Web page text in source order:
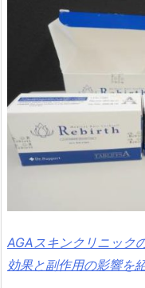
AGAスキンクリニック
効果と副作用の影響を